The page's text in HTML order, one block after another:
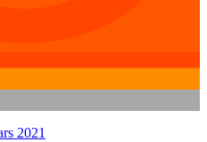
2021